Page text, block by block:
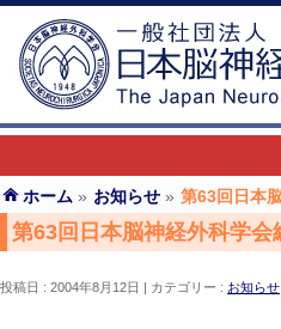
ホーム » お知らせ » 第63回日本
第63回日本脳神経外科学会
投稿日 : 2004年8月12日 カテゴリー : お知らせ